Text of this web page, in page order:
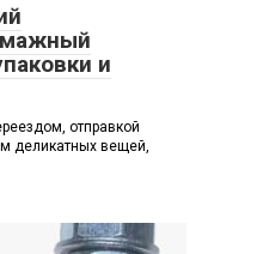
и
отправкой
деликатных вещей,